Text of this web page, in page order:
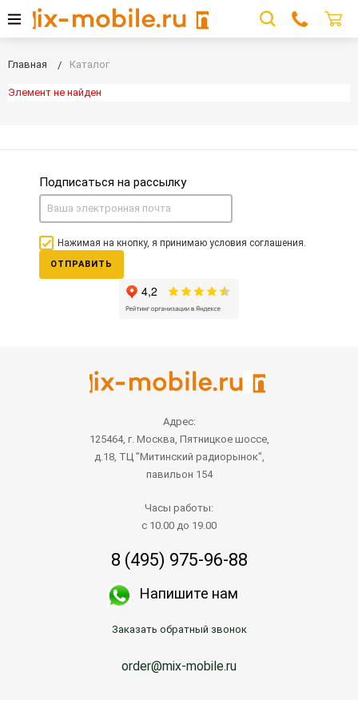
Главная Каталог
Элемент не найден
Подписаться на рассылку
Нажимая на кнопку, я принимаю условия соглашения.
ОТПРАВИТЬ
Адрес:
125464, г. Москва, Пятницкое шоссе,
д.18, ТЦ "Митинский радиорынок",
павильон 154
Часы работы:
с 10.00 до 19.00
8 (495) 975-96-88
Напишите нам
Заказать обратный звонок
order@mix-mobile.ru